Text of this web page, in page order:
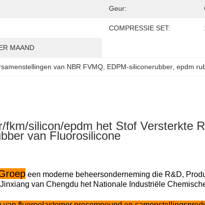
Geur:
COMPRESSIE SET:
MAAND
van NBR FVMQ EDPM-siliconerubber , epdm
fkm/silicon/epdm het Stof Versterkte
van Fluorosilicone
een moderne beheersonderneming die R&D,
van Chengdu het Nationale Industriële